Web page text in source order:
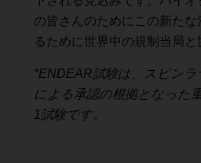
の皆さんのためにこの新たな
るために世界中の規制当局と
*ENDEAR試験は、スピンラ
による承認の根拠となった
1試験です。